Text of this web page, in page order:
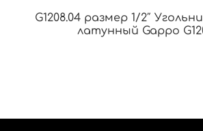
G1208.04 размер 1/2″
латунный Gappo